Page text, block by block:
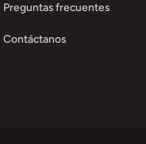
Preguntas frecuentes
Contáctanos